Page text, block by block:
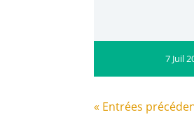
7 Juil
« Entrées